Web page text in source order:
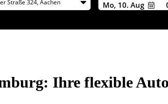
Straße 324, Aachen Mo, 10. Aug
Ihre flexible